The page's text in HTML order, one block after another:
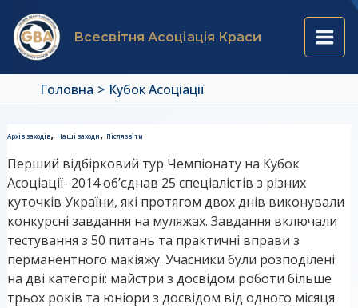
Перейти
до
вмісту
Всесвітня Асоціація Краси
Main
Головна Кубок Асоціації
Архів заходів, Наші заходи, Післязвіти
Перший відбірковий тур Чемпіонату на Кубок
Асоціації- 2014 об’єднав 25 спеціалістів з різних
куточків України, які протягом двох днів виконували
конкурсні завдання на муляжах. Завдання включали
тестування з 50 питань та практичні вправи з
перманентного макіяжу. Учасники були розподілені
на дві категорії: майстри з досвідом роботи більше
трьох років та юніори з досвідом від одного місяця
Звіт
відбіркового
туру